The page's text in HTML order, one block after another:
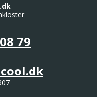
79